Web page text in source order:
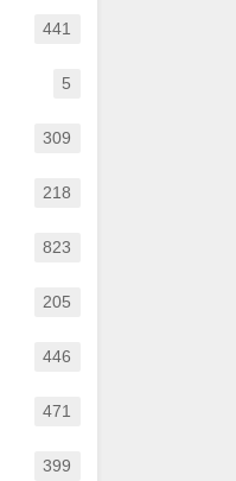
441
5
309
218
823
205
446
471
399